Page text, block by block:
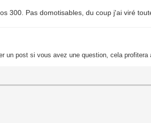
300. Pas domotisables, du coup j'ai viré
un post si vous avez une question, cela profitera